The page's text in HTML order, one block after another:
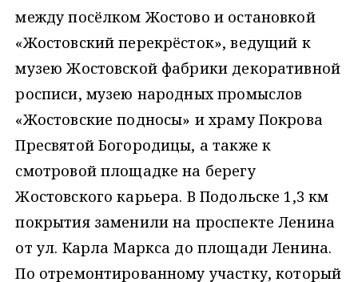
между посёлком Жостово и остановкой
«Жостовский перекрёсток», ведущий к
музею Жостовской фабрики декоративной
росписи, музею народных промыслов
«Жостовские подносы» и храму Покрова
Пресвятой Богородицы, а также к
смотровой площадке на берегу
Жостовского карьера. В Подольске 1,3 км
покрытия заменили на проспекте Ленина
от ул. Карла Маркса до площади Ленина.
По отремонтированному участку, который